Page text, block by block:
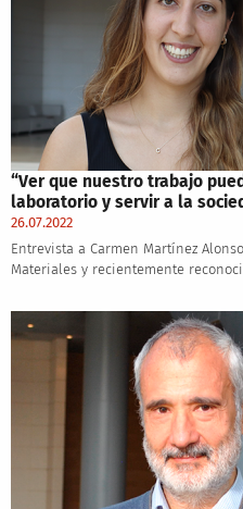
“Ver que nuestro trabajo
laboratorio y servir a la
26.07.2022
Entrevista a Carmen Martínez
Materiales y recientemente